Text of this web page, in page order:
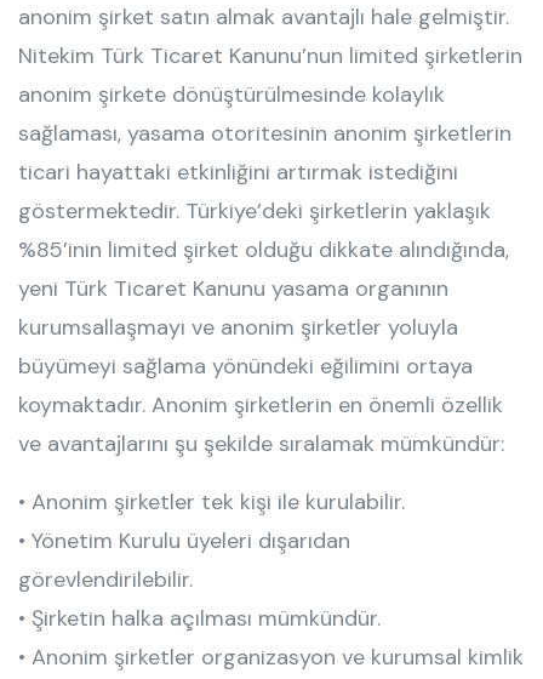
anonim şirket satın almak avantajlı hale gelmiştir.
Nitekim Türk Ticaret Kanunu’nun limited şirketlerin
anonim şirkete dönüştürülmesinde kolaylık
sağlaması, yasama otoritesinin anonim şirketlerin
ticari hayattaki etkinliğini artırmak istediğini
göstermektedir. Türkiye’deki şirketlerin yaklaşık
%85’inin limited şirket olduğu dikkate alındığında,
yeni Türk Ticaret Kanunu yasama organının
kurumsallaşmayı ve anonim şirketler yoluyla
büyümeyi sağlama yönündeki eğilimini ortaya
koymaktadır. Anonim şirketlerin en önemli özellik
ve avantajlarını şu şekilde sıralamak mümkündür:
• Anonim şirketler tek kişi ile kurulabilir.
• Yönetim Kurulu üyeleri dışarıdan
görevlendirilebilir.
• Şirketin halka açılması mümkündür.
• Anonim şirketler organizasyon ve kurumsal kimlik